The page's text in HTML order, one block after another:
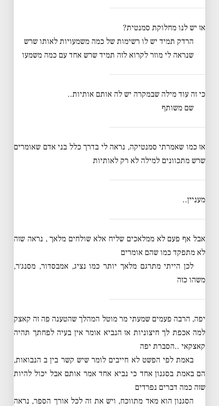
אז יש לנו מחלוקת סמנטית?
הרדק תמיד יש לו רשימות של כמה משמעויות לאותו שרש
שנראה לי מוזר לקרוא לזה תמיד שרש אחד עם כמה משמעו
כי זה עוד מילה שבמקרה יש לה אותם אותיות..
שם משותף
אז כמו שאמרתי סמנטיקה, נראה לי בדרך כלל בני אדם שאומרים
שרש מתכוונים למילה לא רק לאותיות
מעניין..
אבל אף פעם לא ממלאכים שליח אלא שולחים מלאך , נראה שזה
לא מתפקד כמו שהם אומרים
לכן הייתי מתרגם מלאך יותר כמו נציג, אמבסדור, מסנג׳ר,
משהו כזה
יפה, הרבה פעמים שמעתי מר מוטל המהלך שהטענה פה זה קאצק
למה אכפת לך חיצוניות אז הנביא אומר אין בעיה לפחתך תהיה
קאצקאי ..הסברת יפה
באמת לפי הפשט לא חייבים לומר שיש קשר בין ב הנבואות,
הם באמת בסגנון אחד כי נביא אחד אמר אותם אבל יכול להיות
שזה כמה דברים נפרדים
הסגנון הוא מאד מתווכח, ויש את זה לכל אורך הספר, נראה